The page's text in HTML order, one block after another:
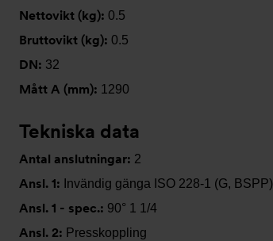
Nettovikt (kg): 0.5
Bruttovikt (kg): 0.5
DN: 32
Mått A (mm): 1290
Tekniska data
Antal anslutningar: 2
Ansl. 1: Invändig gänga ISO 228-1 (G, BSPP)
Ansl. 1 - spec.: 90° 1 1/4
Ansl. 2: Presskoppling